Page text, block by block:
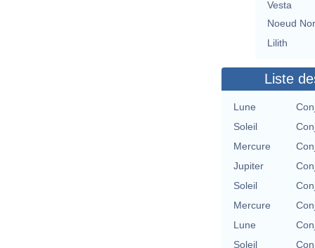
Vesta
Noeud
Lilith
Liste
Lune
Soleil
Mercure
Jupiter
Soleil
Mercure
Lune
Soleil